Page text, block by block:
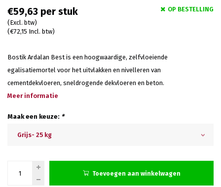
€59,63
(Excl. btw)
(€72,15 Incl. btw)
OP BESTELLING
Bostik Ardalan Best is een hoogwaardige, zelfvloeiende
egalisatiemortel voor het uitvlakken en nivelleren van
cementdekvloeren, sneldrogende dekvloeren en beton.
Meer informatie
Maak een keuze: *
Grijs- 25 kg
Toevoegen aan winkelwagen